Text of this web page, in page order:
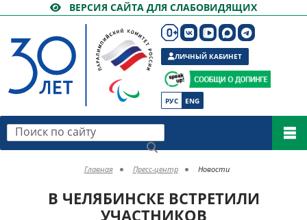
ВЕРСИЯ САЙТА ДЛЯ СЛАБОВИДЯЩИХ
РУС ENG
ЛИЧНЫЙ КАБИНЕТ
Поиск по сайту
Главная Пресс-центр Новости
В ЧЕЛЯБИНСКЕ ВСТРЕТИЛИ
УЧАСТНИКОВ